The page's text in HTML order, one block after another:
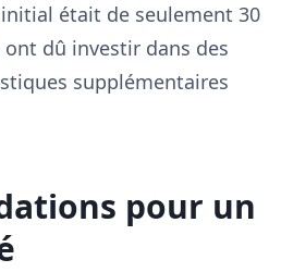
était de seulement 30
ont dû investir dans des
supplémentaires
pour un